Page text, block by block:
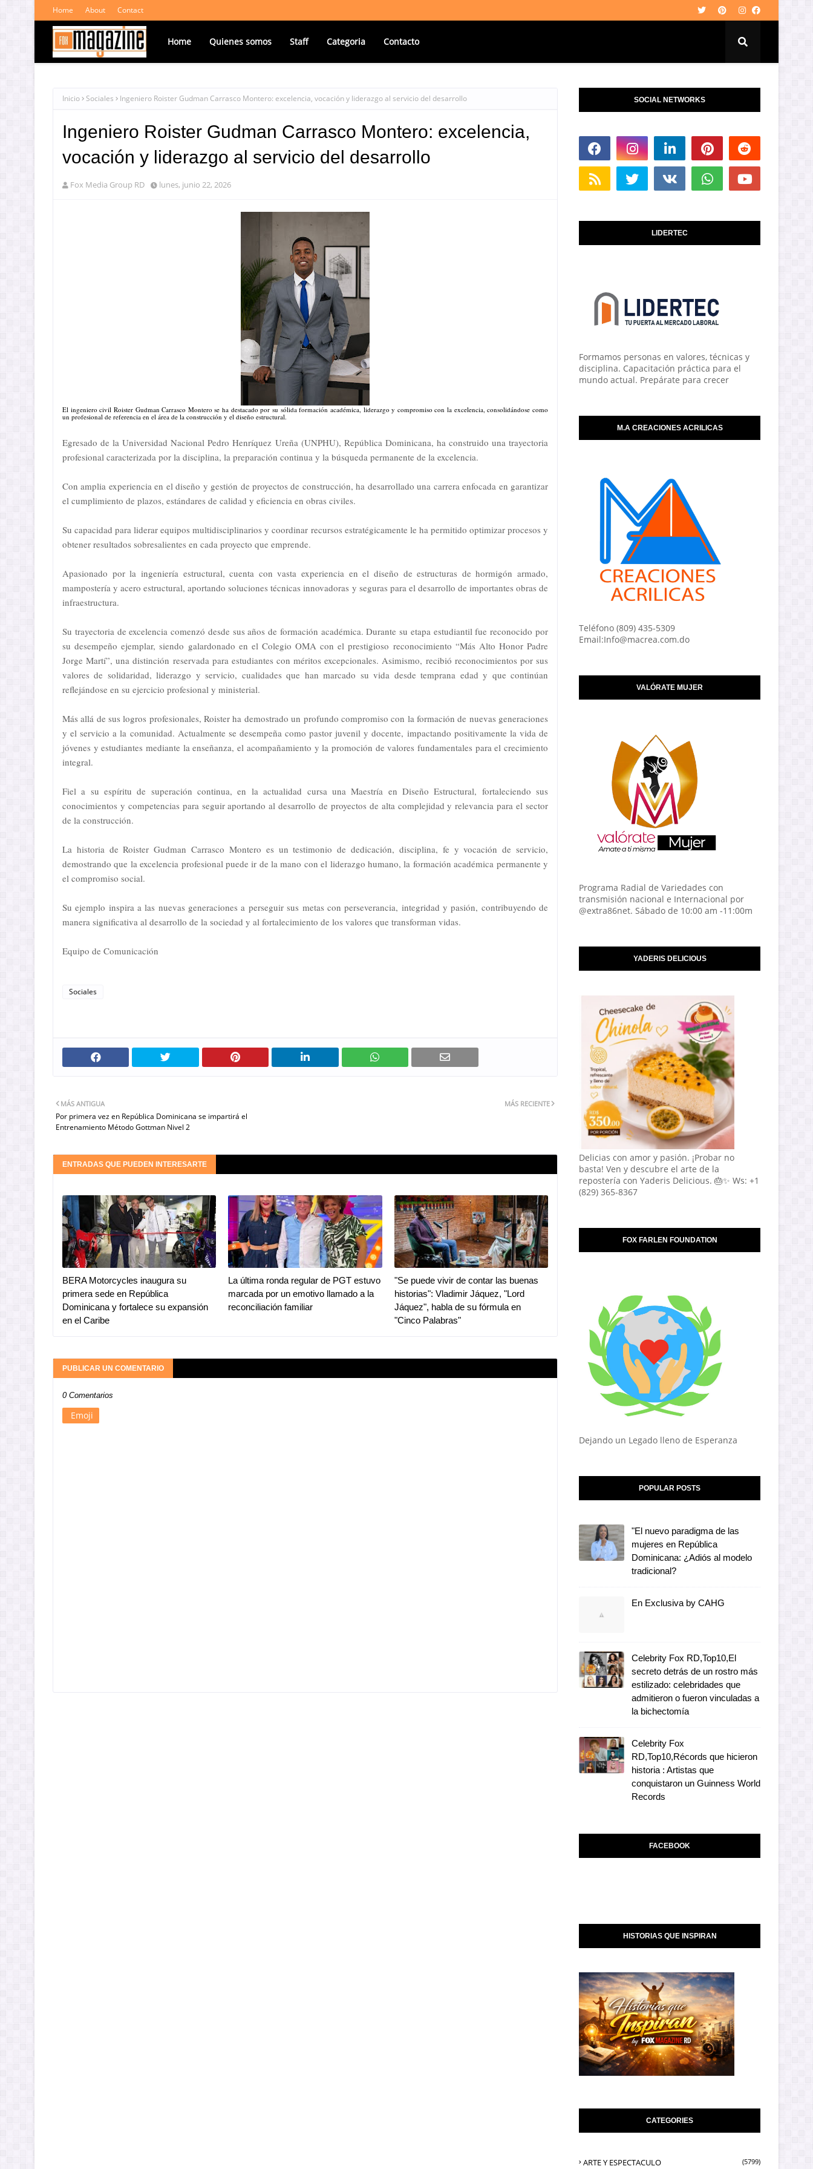
Home About Contact
Home Quienes somos Staff Categoria Contacto
Inicio Sociales Ingeniero Roister Gudman Carrasco Montero: excelencia, vocación y liderazgo al servicio del desarrollo
Ingeniero Roister Gudman Carrasco Montero: excelencia,
vocación y liderazgo al servicio del desarrollo
Fox Media Group RD lunes, junio 22, 2026
El ingeniero civil Roister Gudman Carrasco Montero se ha destacado por su sólida formación académica, liderazgo y compromiso con la excelencia, consolidándose como
un profesional de referencia en el área de la construcción y el diseño estructural.
Egresado de la Universidad Nacional Pedro Henríquez Ureña (UNPHU), República Dominicana, ha construido una trayectoria
profesional caracterizada por la disciplina, la preparación continua y la búsqueda permanente de la excelencia.
Con amplia experiencia en el diseño y gestión de proyectos de construcción, ha desarrollado una carrera enfocada en garantizar
el cumplimiento de plazos, estándares de calidad y eficiencia en obras civiles.
Su capacidad para liderar equipos multidisciplinarios y coordinar recursos estratégicamente le ha permitido optimizar procesos y
obtener resultados sobresalientes en cada proyecto que emprende.
Apasionado por la ingeniería estructural, cuenta con vasta experiencia en el diseño de estructuras de hormigón armado,
mampostería y acero estructural, aportando soluciones técnicas innovadoras y seguras para el desarrollo de importantes obras de
infraestructura.
Su trayectoria de excelencia comenzó desde sus años de formación académica. Durante su etapa estudiantil fue reconocido por
su desempeño ejemplar, siendo galardonado en el Colegio OMA con el prestigioso reconocimiento “Más Alto Honor Padre
Jorge Martí”, una distinción reservada para estudiantes con méritos excepcionales. Asimismo, recibió reconocimientos por sus
valores de solidaridad, liderazgo y servicio, cualidades que han marcado su vida desde temprana edad y que continúan
reflejándose en su ejercicio profesional y ministerial.
Más allá de sus logros profesionales, Roister ha demostrado un profundo compromiso con la formación de nuevas generaciones
y el servicio a la comunidad. Actualmente se desempeña como pastor juvenil y docente, impactando positivamente la vida de
jóvenes y estudiantes mediante la enseñanza, el acompañamiento y la promoción de valores fundamentales para el crecimiento
integral.
Fiel a su espíritu de superación continua, en la actualidad cursa una Maestría en Diseño Estructural, fortaleciendo sus
conocimientos y competencias para seguir aportando al desarrollo de proyectos de alta complejidad y relevancia para el sector
de la construcción.
La historia de Roister Gudman Carrasco Montero es un testimonio de dedicación, disciplina, fe y vocación de servicio,
demostrando que la excelencia profesional puede ir de la mano con el liderazgo humano, la formación académica permanente y
el compromiso social.
Su ejemplo inspira a las nuevas generaciones a perseguir sus metas con perseverancia, integridad y pasión, contribuyendo de
manera significativa al desarrollo de la sociedad y al fortalecimiento de los valores que transforman vidas.
Equipo de Comunicación
Sociales
MÁS RECIENTE
MÁS ANTIGUA
Por primera vez en República Dominicana se impartirá el
Entrenamiento Método Gottman Nivel 2
ENTRADAS QUE PUEDEN INTERESARTE
BERA Motorcycles inaugura su
primera sede en República
Dominicana y fortalece su expansión
en el Caribe
La última ronda regular de PGT estuvo
marcada por un emotivo llamado a la
reconciliación familiar
"Se puede vivir de contar las buenas
historias": Vladimir Jáquez, "Lord
Jáquez", habla de su fórmula en
"Cinco Palabras"
PUBLICAR UN COMENTARIO
0 Comentarios
Emoji
SOCIAL NETWORKS
LIDERTEC
Formamos personas en valores, técnicas y
disciplina. Capacitación práctica para el
mundo actual. Prepárate para crecer
M.A CREACIONES ACRILICAS
Teléfono (809) 435-5309
Email:Info@macrea.com.do
VALÓRATE MUJER
Programa Radial de Variedades con
transmisión nacional e Internacional por
@extra86net. Sábado de 10:00 am -11:00m
YADERIS DELICIOUS
Delicias con amor y pasión. ¡Probar no
basta! Ven y descubre el arte de la
repostería con Yaderis Delicious. 🎂✨ Ws: +1
(829) 365-8367
FOX FARLEN FOUNDATION
Dejando un Legado lleno de Esperanza
POPULAR POSTS
"El nuevo paradigma de las
mujeres en República
Dominicana: ¿Adiós al modelo
tradicional?
En Exclusiva by CAHG
Celebrity Fox RD,Top10,El
secreto detrás de un rostro más
estilizado: celebridades que
admitieron o fueron vinculadas a
la bichectomía
Celebrity Fox
RD,Top10,Récords que hicieron
historia : Artistas que
conquistaron un Guinness World
Records
FACEBOOK
HISTORIAS QUE INSPIRAN
CATEGORIES
ARTE Y ESPECTACULO (5799)